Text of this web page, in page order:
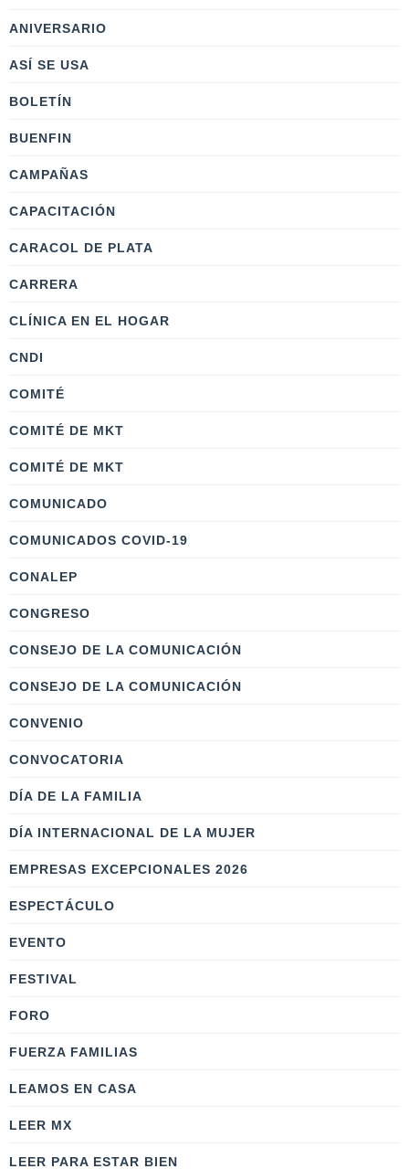
ANIVERSARIO
ASÍ SE USA
BOLETÍN
BUENFIN
CAMPAÑAS
CAPACITACIÓN
CARACOL DE PLATA
CARRERA
CLÍNICA EN EL HOGAR
CNDI
COMITÉ
COMITÉ DE MKT
COMITÉ DE MKT
COMUNICADO
COMUNICADOS COVID-19
CONALEP
CONGRESO
CONSEJO DE LA COMUNICACIÓN
CONSEJO DE LA COMUNICACIÓN
CONVENIO
CONVOCATORIA
DÍA DE LA FAMILIA
DÍA INTERNACIONAL DE LA MUJER
EMPRESAS EXCEPCIONALES 2026
ESPECTÁCULO
EVENTO
FESTIVAL
FORO
FUERZA FAMILIAS
LEAMOS EN CASA
LEER MX
LEER PARA ESTAR BIEN